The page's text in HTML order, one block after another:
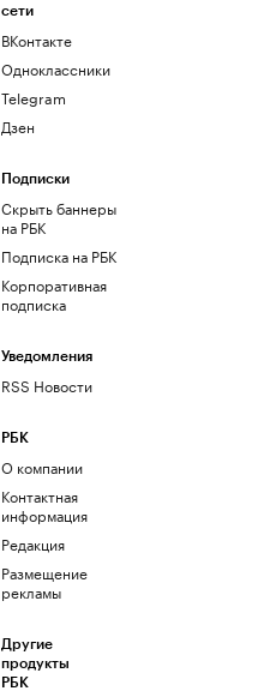
сети
ВКонтакте
Одноклассники
Telegram
Дзен
Подписки
Скрыть баннеры
на РБК
Подписка на РБК
Корпоративная
подписка
Уведомления
RSS Новости
РБК
О компании
Контактная
информация
Редакция
Размещение
рекламы
Другие
продукты
РБК